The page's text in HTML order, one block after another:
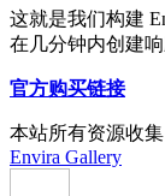
这就是我们构建
在几分钟内创建响
官方购买链接
本站所有资源收
Envira Gallery